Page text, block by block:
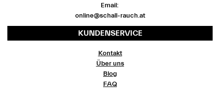
Email:
online@schall-rauch.at
KUNDENSERVICE
Kontakt
Über uns
Blog
FAQ